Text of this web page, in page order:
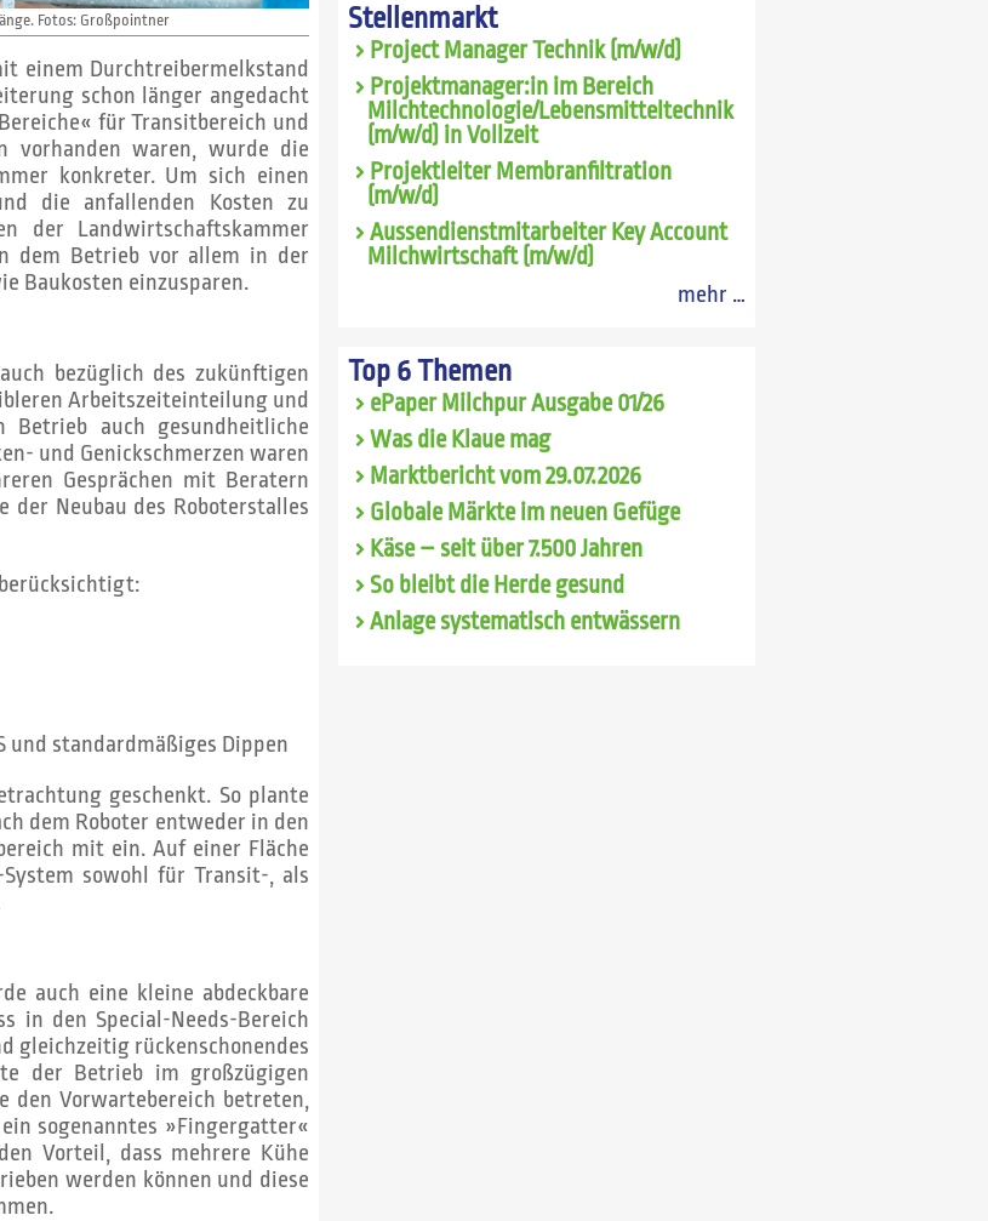
Fotos: Großpointner
einem Durchtreibermelkstand
schon länger angedacht
für Transitbereich und
vorhanden waren, wurde die
konkreter. Um sich einen
die anfallenden Kosten zu
der Landwirtschaftskammer
dem Betrieb vor allem in der
Baukosten einzusparen.
bezüglich des zukünftigen
Arbeitszeiteinteilung und
Betrieb auch gesundheitliche
und Genickschmerzen waren
Gesprächen mit Beratern
der Neubau des Roboterstalles
und standardmäßiges Dippen
geschenkt. So plante
dem Roboter entweder in den
mit ein. Auf einer Fläche
sowohl für Transit-, als
auch eine kleine abdeckbare
in den Special-Needs-Bereich
gleichzeitig rückenschonendes
der Betrieb im großzügigen
den Vorwartebereich betreten,
sogenanntes »Fingergatter«
Vorteil, dass mehrere Kühe
werden können und diese
Stellenmarkt
Project Manager Technik (m/w/d)
Projektmanager:in im Bereich
Milchtechnologie/Lebensmitteltechnik
(m/w/d) in Vollzeit
Projektleiter Membranfiltration
(m/w/d)
Aussendienstmitarbeiter Key Account
Milchwirtschaft (m/w/d)
mehr …
Top 6 Themen
ePaper Milchpur Ausgabe 01/26
Was die Klaue mag
Marktbericht vom 29.07.2026
Globale Märkte im neuen Gefüge
Käse – seit über 7.500 Jahren
So bleibt die Herde gesund
Anlage systematisch entwässern